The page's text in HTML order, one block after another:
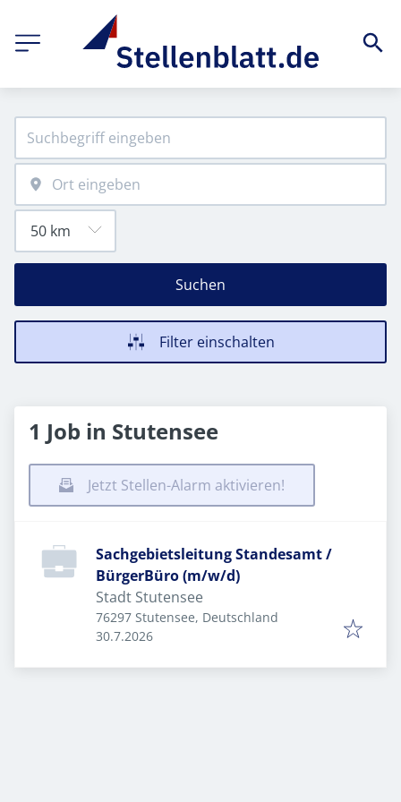
Suchen
Filter einschalten
1 Job in Stutensee
Jetzt Stellen-Alarm aktivieren!
Sachgebietsleitung Standesamt /
BürgerBüro (m/w/d)
Stadt Stutensee
76297 Stutensee, Deutschland
Veröffentlicht
30.7.2026